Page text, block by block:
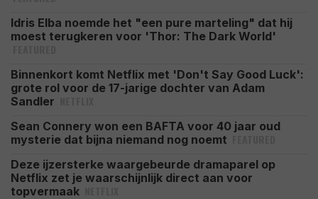
Idris Elba noemde het "een pure marteling" dat hij
moest terugkeren voor 'Thor: The Dark World'
Binnenkort komt Netflix met 'Don't Say Good Luck':
grote rol voor de 17-jarige dochter van Adam
Sandler
Sean Connery won een BAFTA voor 40 jaar oud
mysterie dat bijna niemand nog noemt
Deze ijzersterke waargebeurde dramaparel op
Netflix zet je waarschijnlijk direct aan voor
topvermaak